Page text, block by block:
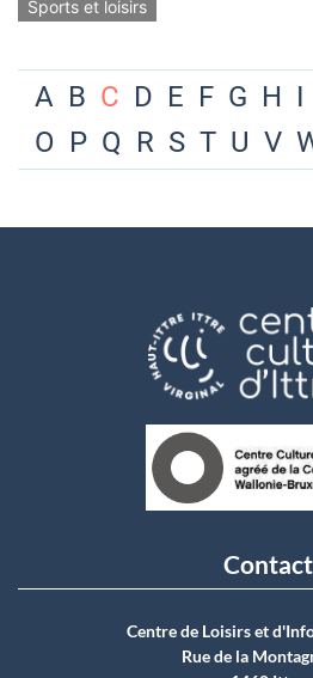
Sports et loisirs
A B C D E F G H I
O P Q R S T U V
Contact
Centre de Loisirs et
Rue de la